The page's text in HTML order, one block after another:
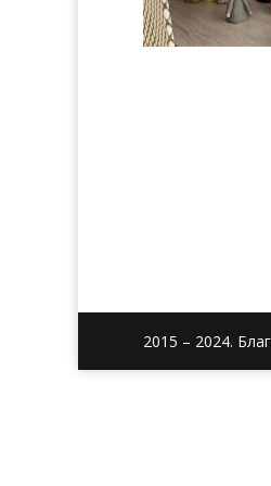
2015 – 2024.